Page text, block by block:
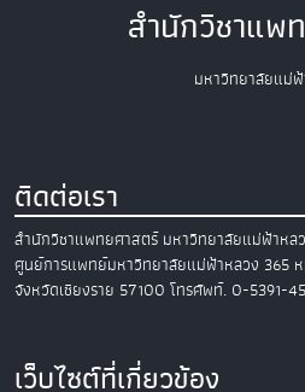
สำนักวิชาแพ
มหาวิทยาลัยแม่
ติดต่อเรา
สำนักวิชาแพทยศาสตร์ มหาวิทยาลัยแม่ฟ้าหล
ศูนย์การแพทย์มหาวิทยาลัยแม่ฟ้าหลวง 365
จังหวัดเชียงราย 57100 โทรศัพท์. 0-5391-
เว็บไซต์ที่เกี่ยวข้อง